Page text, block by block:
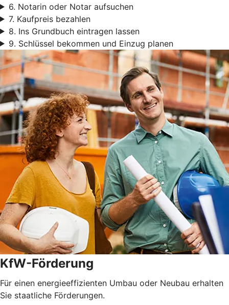
6. Notarin oder Notar aufsuchen
7. Kaufpreis bezahlen
8. Ins Grundbuch eintragen lassen
9. Schlüssel bekommen und Einzug planen
KfW-Förderung
Für einen energieeffizienten Umbau oder Neubau erhalten
Sie staatliche Förderungen.